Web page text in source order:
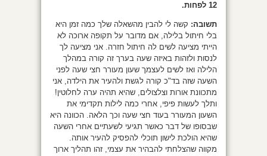
12 לפחות.
תשובה: קשה לי להבין מהשאלה שלך כמה זמן היא
בלי חיתול בלילה, אם מדובר על תקופה ארוכה לא
הייתי מציעה לשים לה חיתול חזרה. אני מציעה לך
לנסות ולזהות באיזה שעה בערך זה קורה במהלך
הלילה ואז לשים לעצמך שעון מעורר חצי שעה לפני
השעה שזה בד"כ קורה לגשת ולהעיר את הילדה, אני
מתכוונת אורות וצלצולים, שהיא תהיה ערה לחלוטין!
ותלך לעשות פיפי, אחרי כמה לילות תקדימי את
השעון המעורר בעוד חצי שעה וכך הלאה. הכוונה היא
שבסופו של דבר כאשר תגיעי לשעתיים אחרי השעה
שהיא הולכת לישון תוכלי להפסיק להעיר אותה.
מקווה שהצלחתי להבהיר את עצמי, זהו תהליך ארוך